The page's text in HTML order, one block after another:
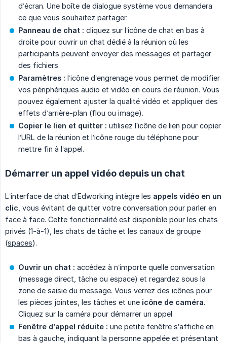
d’écran. Une boîte de dialogue système vous demandera
ce que vous souhaitez partager.
Panneau de chat : cliquez sur l’icône de chat en bas à
droite pour ouvrir un chat dédié à la réunion où les
participants peuvent envoyer des messages et partager
des fichiers.
Paramètres : l’icône d’engrenage vous permet de modifier
vos périphériques audio et vidéo en cours de réunion. Vous
pouvez également ajuster la qualité vidéo et appliquer des
effets d’arrière-plan (flou ou image).
Copier le lien et quitter : utilisez l’icône de lien pour copier
l’URL de la réunion et l’icône rouge du téléphone pour
mettre fin à l’appel.
Démarrer un appel vidéo depuis un chat
L’interface de chat d’Edworking intègre les appels vidéo en un
clic , vous évitant de quitter votre conversation pour parler en
face à face. Cette fonctionnalité est disponible pour les chats
privés (1-à-1), les chats de tâche et les canaux de groupe
(spaces).
Ouvrir un chat : accédez à n’importe quelle conversation
(message direct, tâche ou espace) et regardez sous la
zone de saisie du message. Vous verrez des icônes pour
les pièces jointes, les tâches et une icône de caméra.
Cliquez sur la caméra pour démarrer un appel.
Fenêtre d’appel réduite : une petite fenêtre s’affiche en
bas à gauche, indiquant la personne appelée et présentant